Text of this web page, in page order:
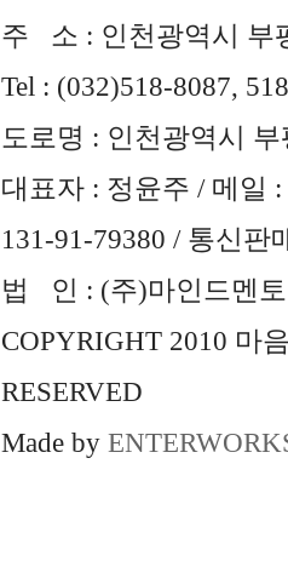
주 소 : 인천광역시 부
Tel : (032)518-8087,
도로명 : 인천광역시
대표자 : 정윤주 / 메일 :
131-91-79380 / 통신판
법 인 : (주)마인드멘토
COPYRIGHT 2010 마
RESERVED
Made by